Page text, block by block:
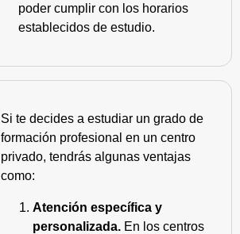
poder cumplir con los horarios
establecidos de estudio.
Si te decides a estudiar un grado de
formación profesional en un centro
privado, tendrás algunas ventajas
como:
Atención específica y
personalizada. En los centros